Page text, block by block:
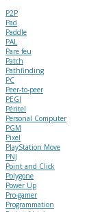
P2P
Pad
Paddle
PAL
Pare feu
Patch
Pathfinding
PC
Peer-to-peer
PEGI
Péritel
Personal Computer
PGM
Pixel
PlayStation Move
PNJ
Point and Click
Polygone
Power Up
Pro-gamer
Programmation